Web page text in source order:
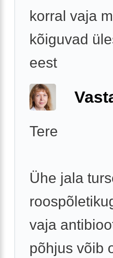
korral vaja
kõiguvad
eest
Tere
Ühe jala
vaja
põhjus võib